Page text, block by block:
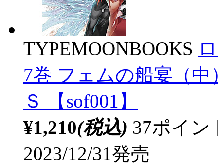
TYPEMOONBOOKS
7巻 フェムの船宴（
Ｓ 【sof001】
¥1,210(税込) 37ポイ
2023/12/31発売